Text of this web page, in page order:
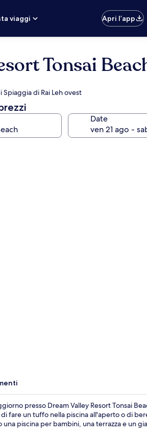
viaggi
Apri l’app
Tonsai
di Rai Leh ovest
Date
presso Dream Valley Resort Tonsai
fare un tuffo nella piscina all'aperto o di
piscina per bambini, una terrazza e un